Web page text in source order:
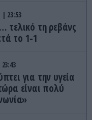
23:53
τελικό τη ρεβάνς
το 1-1
23:43
για την υγεία
είναι πολύ